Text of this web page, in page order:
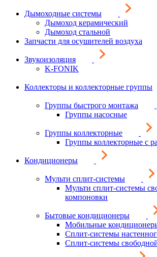
Дымоходные системы
Дымоход керамический
Дымоход стальной
Запчасти для осушителей воздуха
Звукоизоляция
K-FONIK
Коллекторы и коллекторные группы
Группы быстрого монтажа
Группы насосные
Группы коллекторные
Группы коллекторные с
Кондиционеры
Мульти сплит-системы
Мульти сплит-системы
компоновки
Бытовые кондиционеры
Мобильные
Сплит-системы
Сплит-системы